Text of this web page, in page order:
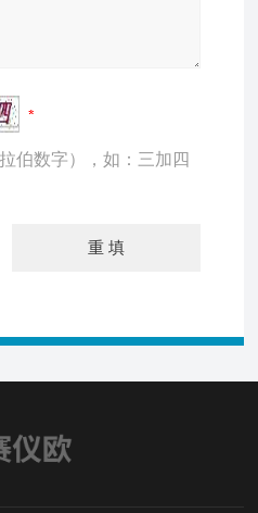
伯数字），如：三加四